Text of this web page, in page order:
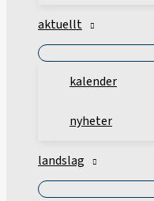
aktuellt
kalender
nyheter
landslag